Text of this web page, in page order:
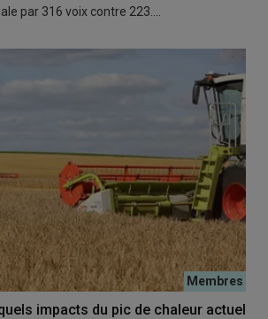
par 316 voix contre 223.…
impacts du pic de chaleur actuel